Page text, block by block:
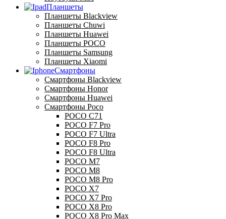
Планшеты
Планшеты Blackview
Планшеты Chuwi
Планшеты Huawei
Планшеты POCO
Планшеты Samsung
Планшеты Xiaomi
Смартфоны
Смартфоны Blackview
Смартфоны Honor
Смартфоны Huawei
Смартфоны Poco
POCO C71
POCO F7 Pro
POCO F7 Ultra
POCO F8 Pro
POCO F8 Ultra
POCO M7
POCO M8
POCO M8 Pro
POCO X7
POCO X7 Pro
POCO X8 Pro
POCO X8 Pro Max